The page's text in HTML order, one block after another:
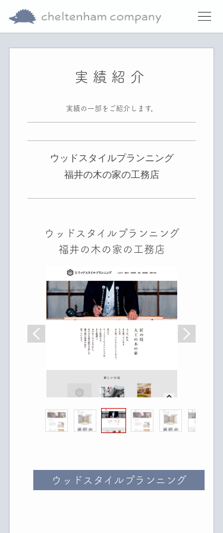
実績紹介
実績の一部をご紹介します。
ウッドスタイルプランニング
福井の木の家の工務店
ウッドスタイルプランニング
福井の木の家の工務店
ウッドスタイルプランニング